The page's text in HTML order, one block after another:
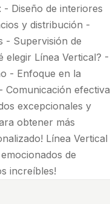
Diseño de interiores
y distribución -
- Supervisión de
elegir Línea Vertical? -
- Enfoque en la
Comunicación efectiva
excepcionales y
obtener más
Línea Vertical
de
increíbles!